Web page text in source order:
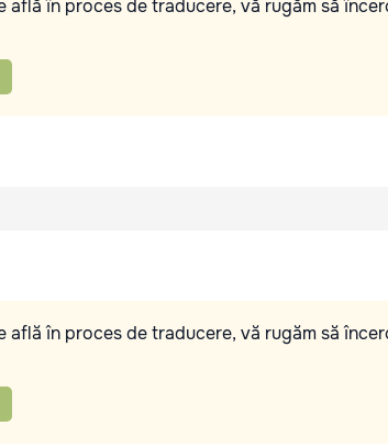
află în proces de traducere, vă rugăm să
află în proces de traducere, vă rugăm să